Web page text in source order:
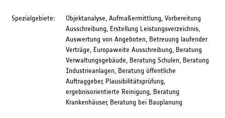
Spezialgebiete:
Objektanalyse, Aufmaßermittlung, Vorbereitung
Ausschreibung, Erstellung Leistungsverzeichnis,
Auswertung von Angeboten, Betreuung laufender
Verträge, Europaweite Ausschreibung, Beratung
Verwaltungsgebäude, Beratung Schulen, Beratung
Industrieanlagen, Beratung öffentliche
Auftraggeber, Plausibilitätsprüfung,
ergebnisorientierte Reinigung, Beratung
Krankenhäuser, Beratung bei Bauplanung